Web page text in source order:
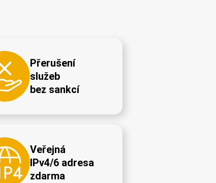
Přerušení
služeb
bez sankcí
Veřejná
IPv4/6 adresa
zdarma